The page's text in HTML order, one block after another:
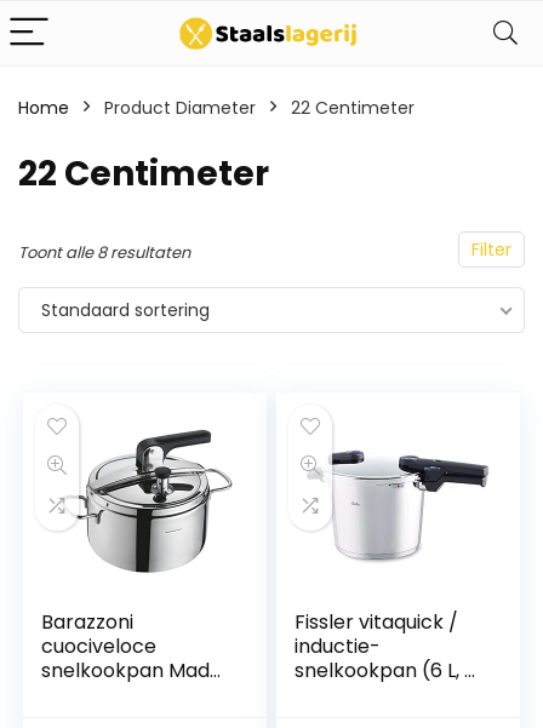
Home Product Diameter 22 Centimeter
22 Centimeter
Filter
Toont alle 8 resultaten
Standaard sortering
Barazzoni
cuociveloce
snelkookpan Made
Fissler vitaquick /
inductie-
snelkookpan (6 L, Ø